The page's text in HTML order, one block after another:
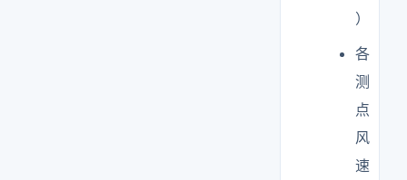
）
各
测
点
风
速